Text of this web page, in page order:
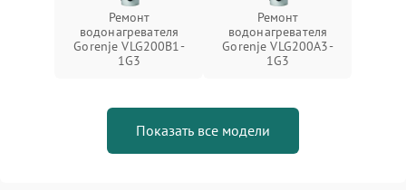
Ремонт
водонагревателя
Gorenje VLG200B1-
1G3
Ремонт
водонагревателя
Gorenje VLG200A3-
1G3
Показать все модели